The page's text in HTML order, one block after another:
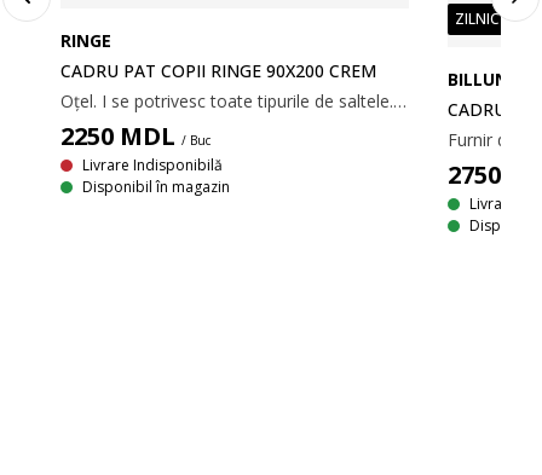
RINGE
CADRU PAT COPII RINGE 90X200 CREM
Oțel. I se potrivesc toate tipurile de saltele. Nu incl. somieră și saltea. 94x211x96 cm
2250 MDL/ Buc
Livrare Indisponibilă
Disponibil în magazin
ZILNIC PREȚ
BILLUND
CADRU
2750
Livrare
Disponibil